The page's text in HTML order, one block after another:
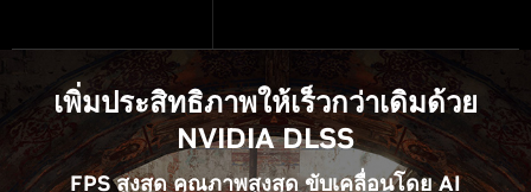
เพิ่มประสิทธิภาพให้เร็วกว่าเดิมด้วย
NVIDIA DLSS
FPS สูงสุด คุณภาพสูงสุด ขับเคลื่อนโดย AI